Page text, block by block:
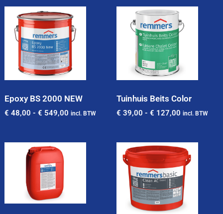
Epoxy BS 2000 NEW
€ 48,00 - € 549,00 incl. BTW
Tuinhuis Beits Color
€ 39,00 - € 127,00 incl. BTW